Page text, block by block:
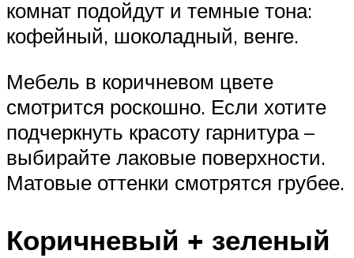
комнат подойдут и темные тона:
кофейный, шоколадный, венге.
Мебель в коричневом цвете
смотрится роскошно. Если хотите
подчеркнуть красоту гарнитура –
выбирайте лаковые поверхности.
Матовые оттенки смотрятся грубее.
Коричневый + зеленый